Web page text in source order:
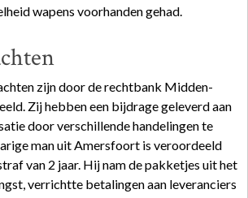
wapens voorhanden gehad.
zijn door de rechtbank Midden-
Zij hebben een bijdrage geleverd aan
door verschillende handelingen te
man uit Amersfoort is veroordeeld
van 2 jaar. Hij nam de pakketjes uit het
verrichtte betalingen aan leveranciers